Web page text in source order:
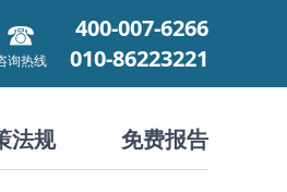
询热线
400-007-6266
010-86223221
法规 免费报告